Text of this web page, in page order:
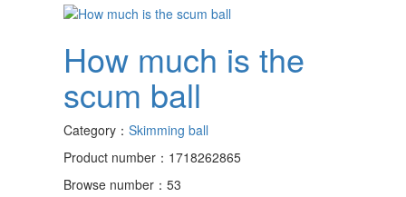
How much is the
scum ball
Category： Skimming ball
Product number：1718262865
Browse number：53